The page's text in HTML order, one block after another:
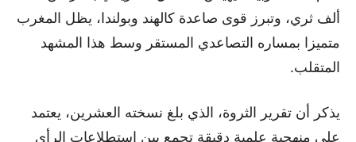
ألف ثري، وتبرز قوى صاعدة كالهند وبولندا، يظل المغرب
متميزا بمساره التصاعدي المستقر وسط هذا المشهد
المتقلب.
يذكر أن تقرير الثروة، الذي بلغ نسخته العشرين، يعتمد
على منهجية علمية دقيقة تجمع بين استطلاعات الرأي